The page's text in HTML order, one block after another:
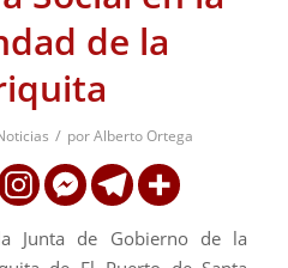
de la
/ porAlberto Ortega
Junta de Gobierno de la